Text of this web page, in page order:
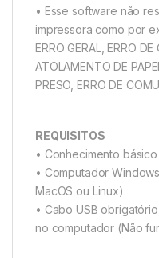
• Esse software não
impressora como por
ERRO GERAL, ERRO
ATOLAMENTO DE
PRESO, ERRO DE
REQUISITOS
• Conhecimento
• Computador
MacOS ou Linux)
• Cabo USB
no computador (Não